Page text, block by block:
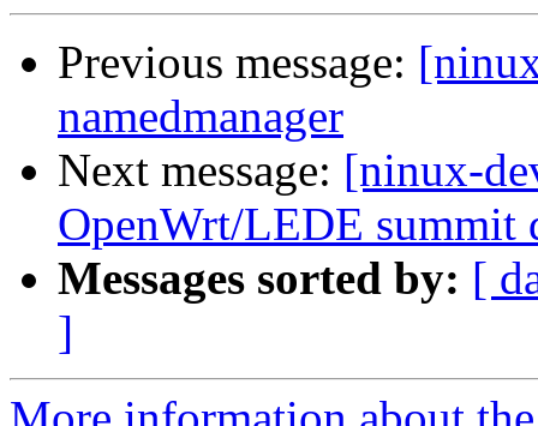
Previous message:
namedmanager
Next message: [ninux-
OpenWrt/LEDE summit
Messages sorted by: [
]